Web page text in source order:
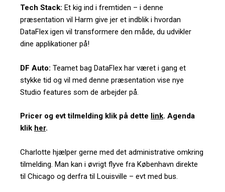
Tech Stack: Et kig ind i fremtiden – i denne
præsentation vil Harm give jer et indblik i hvordan
DataFlex igen vil transformere den måde, du udvikler
dine applikationer på!
DF Auto: Teamet bag DataFlex har været i gang et
stykke tid og vil med denne præsentation vise nye
Studio features som de arbejder på.
Pricer og evt tilmelding klik på dette link. Agenda
klik her.
Charlotte hjælper gerne med det administrative omkring
tilmelding. Man kan i øvrigt flyve fra København direkte
til Chicago og derfra til Louisville – evt med bus.